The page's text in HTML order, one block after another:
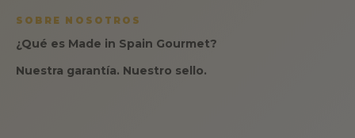
SOBRE NOSOTROS
¿Qué es Made in Spain Gourmet?
Nuestra garantía. Nuestro sello.